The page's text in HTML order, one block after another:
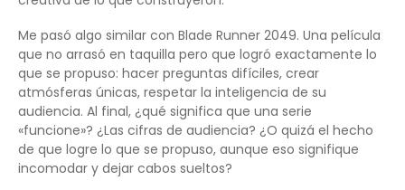
Me pasó algo similar con Blade Runner 2049. Una película
que no arrasó en taquilla pero que logró exactamente lo
que se propuso: hacer preguntas difíciles, crear
atmósferas únicas, respetar la inteligencia de su
audiencia. Al final, ¿qué significa que una serie
«funcione»? ¿Las cifras de audiencia? ¿O quizá el hecho
de que logre lo que se propuso, aunque eso signifique
incomodar y dejar cabos sueltos?